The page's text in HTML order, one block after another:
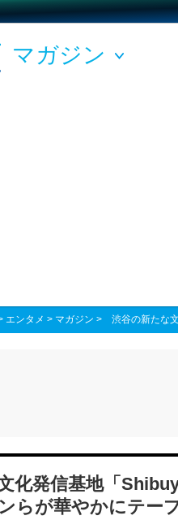
マガジン
エンタメ > マガジン > 渋谷の新たな
化発信基地「
らが華やかにテー